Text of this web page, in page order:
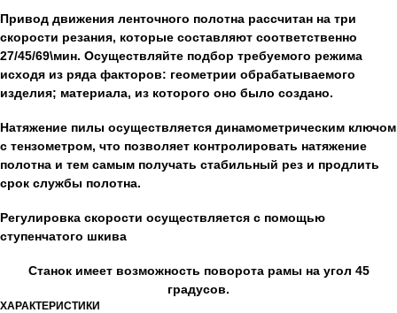
Привод движения ленточного полотна рассчитан на три
скорости резания, которые составляют соответственно
27/45/69\мин. Осуществляйте подбор требуемого режима
исходя из ряда факторов: геометрии обрабатываемого
изделия; материала, из которого оно было создано.
Натяжение пилы осуществляется динамометрическим ключом
с тензометром, что позволяет контролировать натяжение
полотна и тем самым получать стабильный рез и продлить
срок службы полотна.
Регулировка скорости осуществляется с помощью
ступенчатого шкива
Станок имеет возможность поворота рамы на угол 45
градусов.
ХАРАКТЕРИСТИКИ